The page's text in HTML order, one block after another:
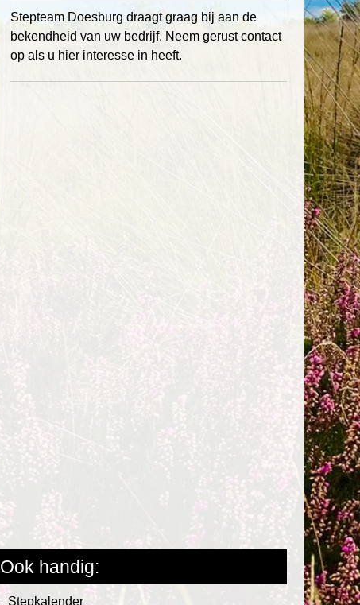
Stepteam Doesburg draagt graag bij aan de
bekendheid van uw bedrijf. Neem gerust contact
op als u hier interesse in heeft.
Ook handig:
Stepkalender